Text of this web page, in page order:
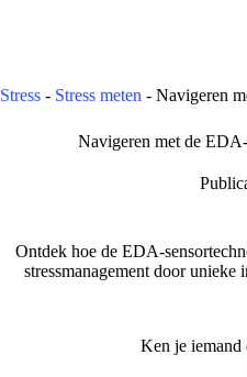
Stress- Stress meten - Navigeren
Navigeren met de
Ontdek hoe de EDA-
stressmanagement door unieke
Ken je iemand